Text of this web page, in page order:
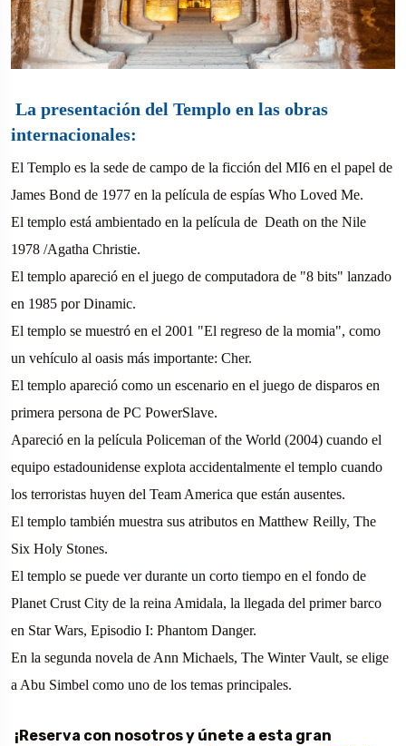
La presentación del Templo en las obras
internacionales:
El Templo es la sede de campo de la ficción del MI6 en el papel de
James Bond de 1977 en la película de espías Who Loved Me.
El templo está ambientado en la película de Death on the Nile
1978 /Agatha Christie.
El templo apareció en el juego de computadora de "8 bits" lanzado
en 1985 por Dinamic.
El templo se muestró en el 2001 "El regreso de la momia", como
un vehículo al oasis más importante: Cher.
El templo apareció como un escenario en el juego de disparos en
primera persona de PC PowerSlave.
Apareció en la película Policeman of the World (2004) cuando el
equipo estadounidense explota accidentalmente el templo cuando
los terroristas huyen del Team America que están ausentes.
El templo también muestra sus atributos en Matthew Reilly, The
Six Holy Stones.
El templo se puede ver durante un corto tiempo en el fondo de
Planet Crust City de la reina Amidala, la llegada del primer barco
en Star Wars, Episodio I: Phantom Danger.
En la segunda novela de Ann Michaels, The Winter Vault, se elige
a Abu Simbel como uno de los temas principales.
¡Reserva con nosotros y únete a esta gran